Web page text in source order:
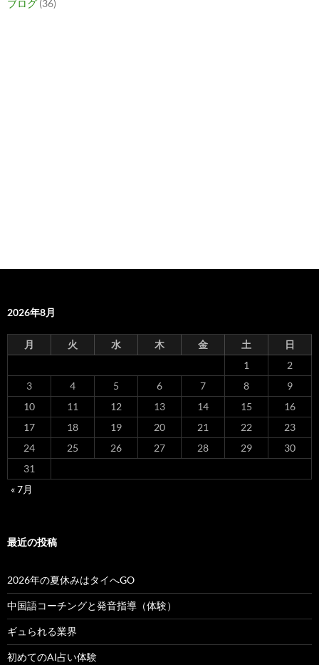
ブログ (36)
2026年8月
月 火 水 木 金 土
日
1
2
3
4 5 6 7 8
9
10
11 12 13 14 15
16
17
18 19 20 21 22
23
24
25 26 27 28 29
30
31
« 7月
最近の投稿
2026年の夏休みはタイへGO
中国語コーチングと発音指導（体験）
ギュられる業界
初めてのAI占い体験